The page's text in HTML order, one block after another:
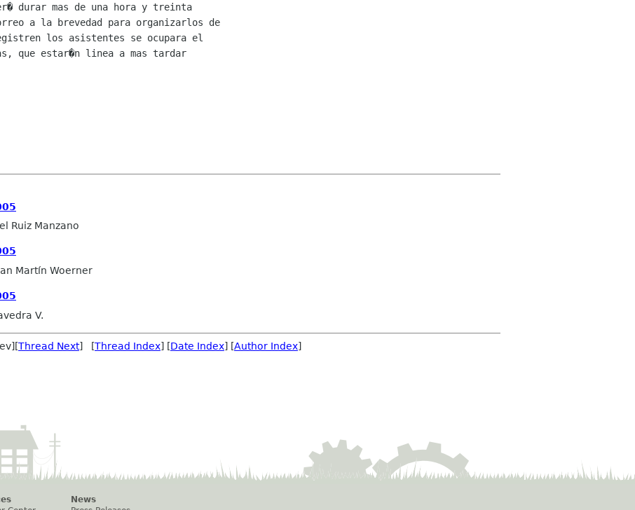
durar mas de una hora y treinta
a la brevedad para organizarlos de
los asistentes se ocupara el
que estar�n linea a mas tardar
Ruiz Manzano
Martín Woerner
V.
Thread Next] [Thread Index] [Date Index] [Author Index]
News